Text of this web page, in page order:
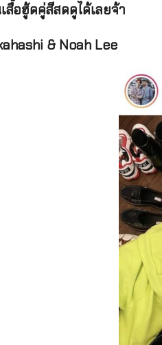
อฮู้ดคู่สีสดดูได้เลยจ้า
& Noah Lee